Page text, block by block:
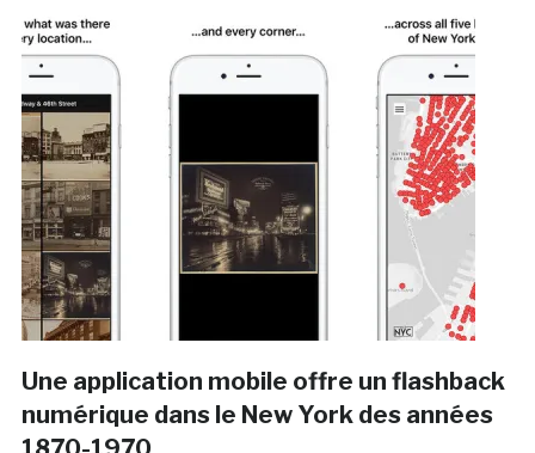
Une application mobile offre un flashback
numérique dans le New York des années